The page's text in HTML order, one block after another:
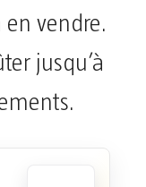
vendre.
jusqu’à